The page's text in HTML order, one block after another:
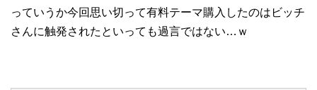
っていうか今回思い切って有料テーマ購入したのはビッチ
さんに触発されたといっても過言ではない…ｗ